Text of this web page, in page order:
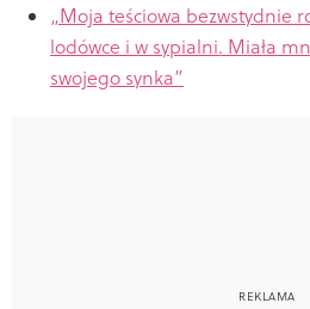
„Moja teściowa bezwstydnie
lodówce i w sypialni. Miała
swojego synka”